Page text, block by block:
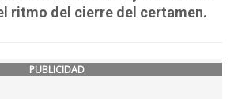
ritmo del cierre del certamen.
PUBLICIDAD